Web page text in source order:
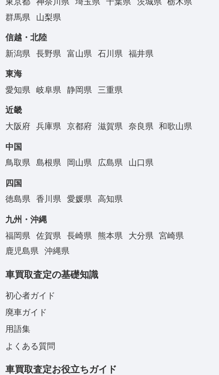
東京都
神奈川県 埼玉県 千葉県 茨城県
栃木県
群馬県
山梨県
信越・北陸
新潟県
長野県 富山県 石川県 福井県
東海
愛知県
岐阜県 静岡県 三重県
近畿
大阪府
兵庫県 京都府 滋賀県 奈良県 和歌山県
中国
鳥取県
島根県 岡山県 広島県 山口県
四国
徳島県
香川県 愛媛県 高知県
九州・沖縄
福岡県
佐賀県 長崎県 熊本県 大分県
宮崎県
鹿児島県
沖縄県
車買取査定の基礎知識
初心者ガイド
廃車ガイド
用語集
よくある質問
車買取査定お役立ちガイド